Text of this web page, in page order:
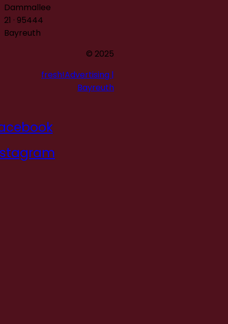
Dammallee
21 · 95444
Bayreuth
© 2025
fresh!Advertising |
Bayreuth